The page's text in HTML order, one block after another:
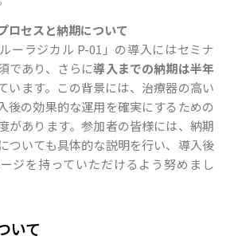
ロセスと納期について
ーラジカル P-01」の導入にはセミナ
であり、さらに導入までの納期は半年
います。この背景には、治療器の高い
後の効果的な運用を確実にするための
があります。参加者の皆様には、納期
ついても具体的な説明を行い、導入後
ジを持っていただけるよう努めまし
いて